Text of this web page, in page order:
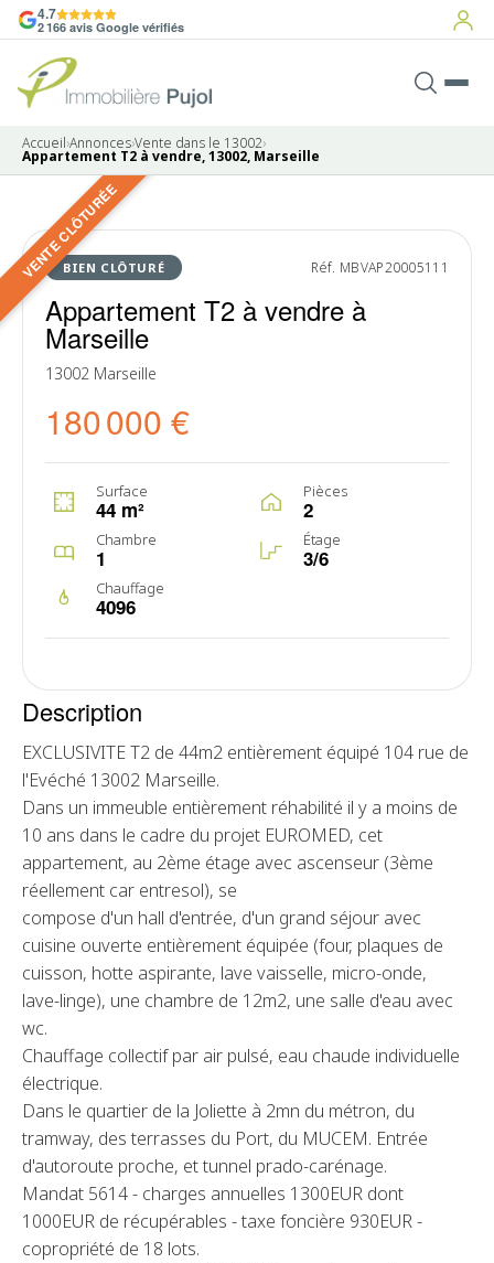
4.7
2 166 avis Google vérifiés
Accueil›Annonces›Vente dans le 13002›
Appartement T2 à vendre, 13002, Marseille
VENTE CLÔTURÉE
BIEN CLÔTURÉ Réf. MBVAP20005111
Appartement T2 à vendre à
Marseille
13002 Marseille
180 000 €
Surface
44 m²
Pièces
2
Chambre
1
Étage
3/6
Chauffage
4096
VENDU
8 photos
Description
EXCLUSIVITE T2 de 44m2 entièrement équipé 104 rue de
l'Evéché 13002 Marseille.
Dans un immeuble entièrement réhabilité il y a moins de
10 ans dans le cadre du projet EUROMED, cet
appartement, au 2ème étage avec ascenseur (3ème
réellement car entresol), se
compose d'un hall d'entrée, d'un grand séjour avec
cuisine ouverte entièrement équipée (four, plaques de
cuisson, hotte aspirante, lave vaisselle, micro-onde,
lave-linge), une chambre de 12m2, une salle d'eau avec
wc.
Chauffage collectif par air pulsé, eau chaude individuelle
électrique.
Dans le quartier de la Joliette à 2mn du métron, du
tramway, des terrasses du Port, du MUCEM. Entrée
d'autoroute proche, et tunnel prado-carénage.
Mandat 5614 - charges annuelles 1300EUR dont
1000EUR de récupérables - taxe foncière 930EUR -
copropriété de 18 lots.